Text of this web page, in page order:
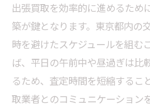
出張買取を効率的に進めるため
築が鍵となります。東京都内の
時を避けたスケジュールを組む
ば、平日の午前中や昼過ぎは比
るため、査定時間を短縮するこ
取業者とのコミュニケーション